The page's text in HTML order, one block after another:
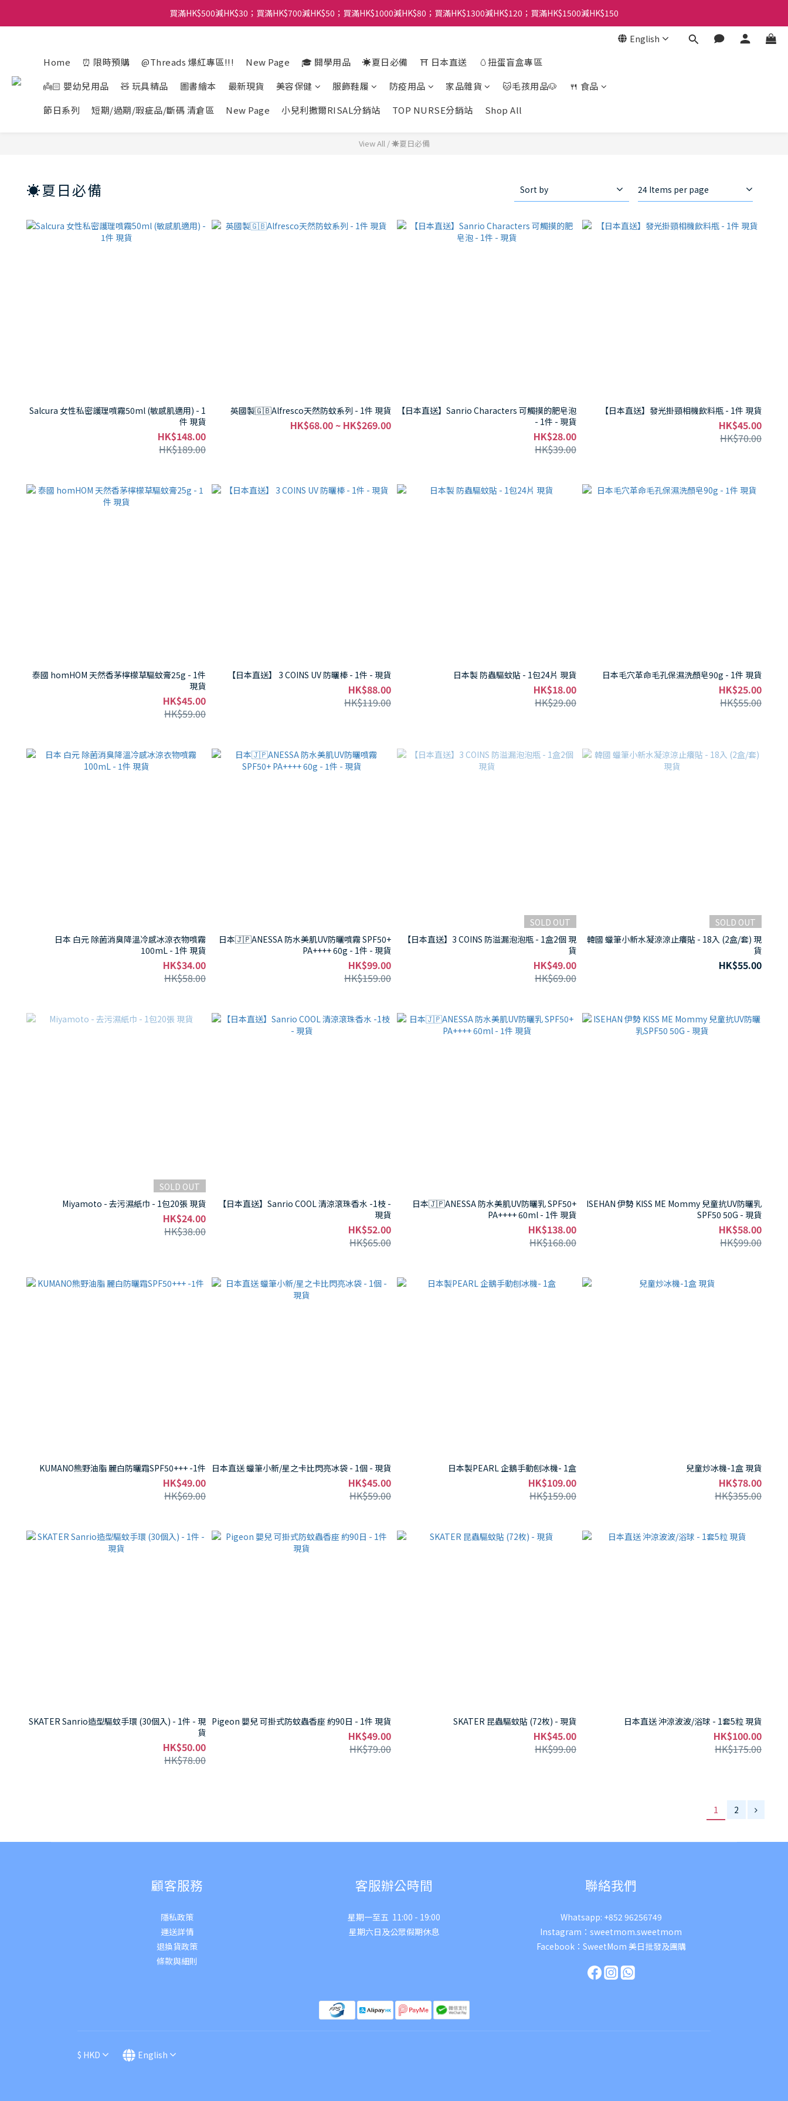
買滿HK$500減HK$30；買滿HK$700減HK$50；買滿HK$1000減HK$80；買滿HK$1300減HK$120；買滿HK$1500減HK$150
English
Home ⏰ 限時預購 @Threads 爆紅專區!!! New Page 🎓 開學用品 ☀️夏日必備 ⛩️ 日本直送
🥚扭蛋盲盒專區
👼🏻 嬰幼兒用品
🧸 玩具精品 圖書繪本 最新現貨 美容保健 服飾鞋履 防疫用品 家品雜貨 🐱毛孩用品🐶
🍴 食品
節日系列
短期/過期/瑕疵品/斷碼 清倉區 New Page 小兒利撒爾RISAL分銷站 TOP NURSE分銷站 Shop All
View All/☀️夏日必備
☀️夏日必備 Sort by 24 Items per page
Salcura 女性私密護理噴霧50ml (敏感肌適用) - 1
件 現貨
HK$148.00
HK$189.00
英國製🇬🇧Alfresco天然防蚊系列 - 1件 現貨
HK$68.00 ~ HK$269.00
【日本直送】Sanrio Characters 可觸摸的肥皂泡
- 1件 - 現貨
HK$28.00
HK$39.00
【日本直送】發光掛頸相機飲料瓶 - 1件 現貨
HK$45.00
HK$70.00
泰國 homHOM 天然香茅檸檬草驅蚊膏25g - 1件
現貨
HK$45.00
HK$59.00
【日本直送】 3 COINS UV 防曬棒 - 1件 - 現貨
HK$88.00
HK$119.00
日本製 防蟲驅蚊貼 - 1包24片 現貨
HK$18.00
HK$29.00
日本毛穴革命毛孔保濕洗顏皂90g - 1件 現貨
HK$25.00
HK$55.00
日本 白元 除菌消臭降溫冷感冰涼衣物噴霧
100mL - 1件 現貨
HK$34.00
HK$58.00
日本🇯🇵ANESSA 防水美肌UV防曬噴霧 SPF50+
PA++++ 60g - 1件 - 現貨
HK$99.00
HK$159.00
SOLD OUT
【日本直送】3 COINS 防溢漏泡泡瓶 - 1盒2個 現
貨
HK$49.00
HK$69.00
SOLD OUT
韓國 蠟筆小新水凝涼涼止癢貼 - 18入 (2盒/套) 現
貨
HK$55.00
SOLD OUT
Miyamoto - 去污濕紙巾 - 1包20張 現貨
HK$24.00
HK$38.00
【日本直送】Sanrio COOL 清涼滾珠香水 -1枝 -
現貨
HK$52.00
HK$65.00
日本🇯🇵ANESSA 防水美肌UV防曬乳 SPF50+
PA++++ 60ml - 1件 現貨
HK$138.00
HK$168.00
ISEHAN 伊勢 KISS ME Mommy 兒童抗UV防曬乳
SPF50 50G - 現貨
HK$58.00
HK$99.00
KUMANO熊野油脂 麗白防曬霜SPF50+++ -1件
HK$49.00
HK$69.00
日本直送 蠟筆小新/星之卡比閃亮冰袋 - 1個 - 現貨
HK$45.00
HK$59.00
日本製PEARL 企鵝手動刨冰機- 1盒
HK$109.00
HK$159.00
兒童炒冰機-1盒 現貨
HK$78.00
HK$355.00
SKATER Sanrio造型驅蚊手環 (30個入) - 1件 - 現
貨
HK$50.00
HK$78.00
Pigeon 嬰兒 可掛式防蚊蟲香座 約90日 - 1件 現貨
HK$49.00
HK$79.00
SKATER 昆蟲驅蚊貼 (72枚) - 現貨
HK$45.00
HK$99.00
日本直送 沖涼波波/浴球 - 1套5粒 現貨
HK$100.00
HK$175.00
1 2
顧客服務
隱私政策
運送詳情
退換貨政策
條款與細則
客服辦公時間
星期一至五 11:00 - 19:00
星期六日及公眾假期休息
聯絡我們
Whatsapp: +852 96256749
Instagram： sweetmom.sweetmom
Facebook： SweetMom 美日批發及團購
$ HKD English